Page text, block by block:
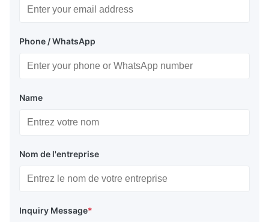
Phone / WhatsApp
Name
Nom de l'entreprise
Inquiry Message*